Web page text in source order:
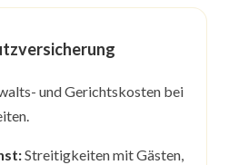
und Gerichtskosten bei
Streitigkeiten mit Gästen,